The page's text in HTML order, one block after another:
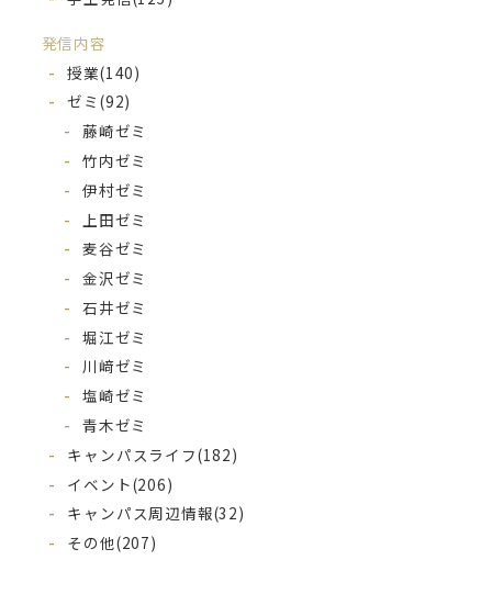
発信内容
授業(140)
ゼミ(92)
藤崎ゼミ
竹内ゼミ
伊村ゼミ
上田ゼミ
麦谷ゼミ
金沢ゼミ
石井ゼミ
堀江ゼミ
川﨑ゼミ
塩崎ゼミ
青木ゼミ
キャンパスライフ(182)
イベント(206)
キャンパス周辺情報(32)
その他(207)